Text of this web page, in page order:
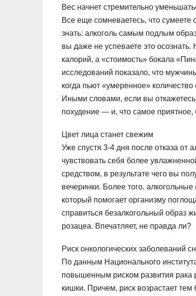
Вес начнет стремительно
Все еще сомневаетесь, что сумеете
знать: алкоголь самым подлым
вы даже не успеваете это
калорий, а «стоимость» бокала
исследований показало, что
когда пьют «умеренное»
Иными словами, если вы откажетесь
похудение — и, что самое приятное,
Цвет лица станет свежим
Уже спустя 3-4 дня после отказа от
чувствовать себя более
средством, в результате чего вы
вечеринки. Более того,
который помогает организму
справиться безалкогольный образ
розацеа. Впечатляет, не правда ли?
Риск онкологических заболеваний
По данным Национального
повышенным риском развития рака
кишки. Причем, риск возрастает